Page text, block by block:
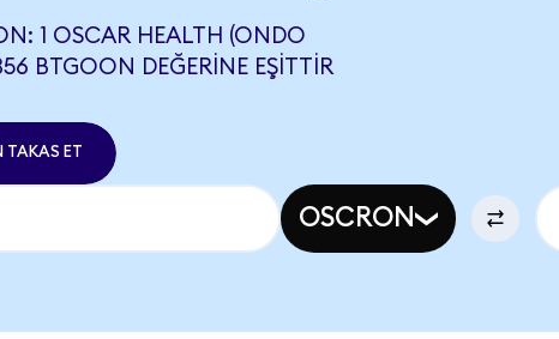
1 OSCAR HEALTH (ONDO
BTGOON DEĞERINE EŞITTIR
TAKAS ET
OSCRON